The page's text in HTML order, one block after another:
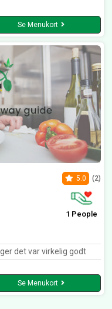
Se Menukort
5.0 (2)
1 People
det var virkelig godt
Se Menukort